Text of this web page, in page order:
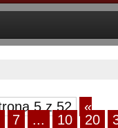
5 z 52
«
7 ... 10 20